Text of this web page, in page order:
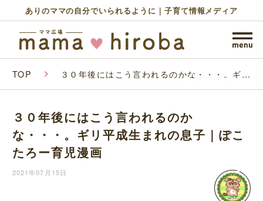
ありのママの自分でいられるように｜子育て情報メディア
TOP ３０年後にはこう言われるのかな・・・。ギリ
３０年後にはこう言われるのか
な・・・。ギリ平成生まれの息子｜ぽこ
たろー育児漫画
2021年07月15日